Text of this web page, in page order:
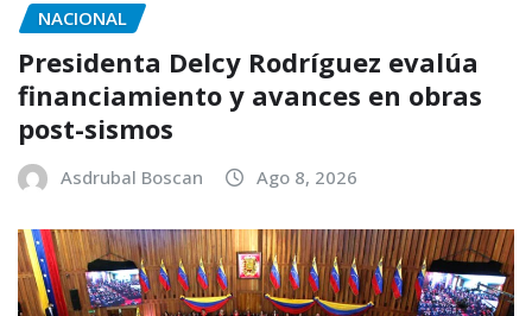
NACIONAL
Presidenta Delcy Rodríguez evalúa
financiamiento y avances en obras
post-sismos
Asdrubal Boscan Ago 8, 2026